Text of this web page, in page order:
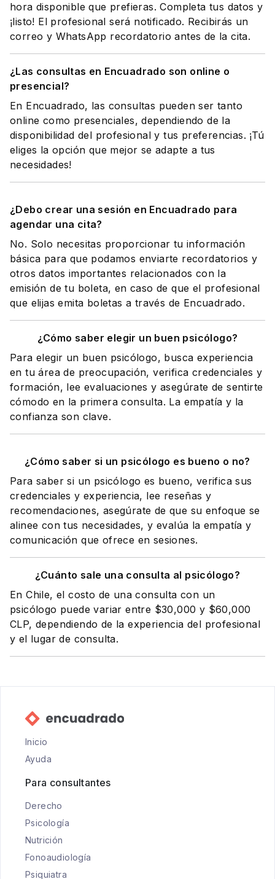
hora disponible que prefieras. Completa tus datos y
¡listo! El profesional será notificado. Recibirás un
correo y WhatsApp recordatorio antes de la cita.
¿Las consultas en Encuadrado son online o
presencial?
En Encuadrado, las consultas pueden ser tanto
online como presenciales, dependiendo de la
disponibilidad del profesional y tus preferencias. ¡Tú
eliges la opción que mejor se adapte a tus
necesidades!
¿Debo crear una sesión en Encuadrado para
agendar una cita?
No. Solo necesitas proporcionar tu información
básica para que podamos enviarte recordatorios y
otros datos importantes relacionados con la
emisión de tu boleta, en caso de que el profesional
que elijas emita boletas a través de Encuadrado.
¿Cómo saber elegir un buen psicólogo?
Para elegir un buen psicólogo, busca experiencia
en tu área de preocupación, verifica credenciales y
formación, lee evaluaciones y asegúrate de sentirte
cómodo en la primera consulta. La empatía y la
confianza son clave.
¿Cómo saber si un psicólogo es bueno o no?
Para saber si un psicólogo es bueno, verifica sus
credenciales y experiencia, lee reseñas y
recomendaciones, asegúrate de que su enfoque se
alinee con tus necesidades, y evalúa la empatía y
comunicación que ofrece en sesiones.
¿Cuánto sale una consulta al psicólogo?
En Chile, el costo de una consulta con un
psicólogo puede variar entre $30,000 y $60,000
CLP, dependiendo de la experiencia del profesional
y el lugar de consulta.
Inicio
Ayuda
Para consultantes
Derecho
Psicología
Nutrición
Fonoaudiología
Psiquiatra